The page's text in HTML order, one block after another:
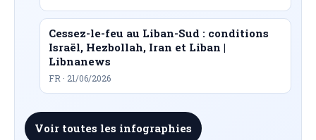
Cessez-le-feu au Liban-Sud : conditions
Israël, Hezbollah, Iran et Liban |
Libnanews
FR · 21/06/2026
Voir toutes les infographies